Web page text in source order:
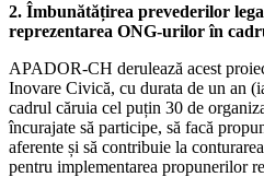
2. Îmbunătățirea prevederilor
reprezentarea ONG-urilor în
APADOR-CH derulează acest
Inovare Civică, cu durata de un an
cadrul căruia cel puțin 30 de
încurajate să participe, să facă
aferente și să contribuie la
pentru implementarea propunerilor